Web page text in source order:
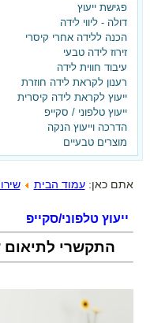
פגישת ייעוץ
דולה - ליווי לידה
הכנה ללידה אחרי קיסרי
זירוז לידה טבעי
עיבוד חווית לידה
רענון לקראת לידה חוזרת
ייעוץ לקראת לידה קיסרית
ייעוץ טלפוני / סקייפ
הדרכה וייעוץ הנקה
מוצרים טבעיים
אתם כאן:עמוד הבית
ייעוץ טלפוני/סקייפ
התקשרי לתיאום
בלידה
ועכשיו
הגעת
הצטרפי
המדריך